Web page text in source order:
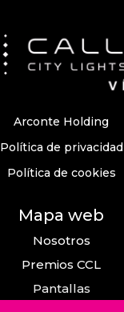
Arconte Holding
Política de privacidad
Política de cookies
Mapa web
Nosotros
Premios CCL
Pantallas